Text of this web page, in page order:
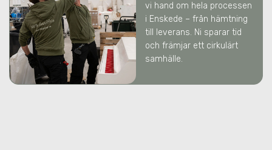
vi hand om hela processen
i Enskede – från hämtning
till leverans. Ni sparar tid
och främjar ett cirkulärt
samhälle.